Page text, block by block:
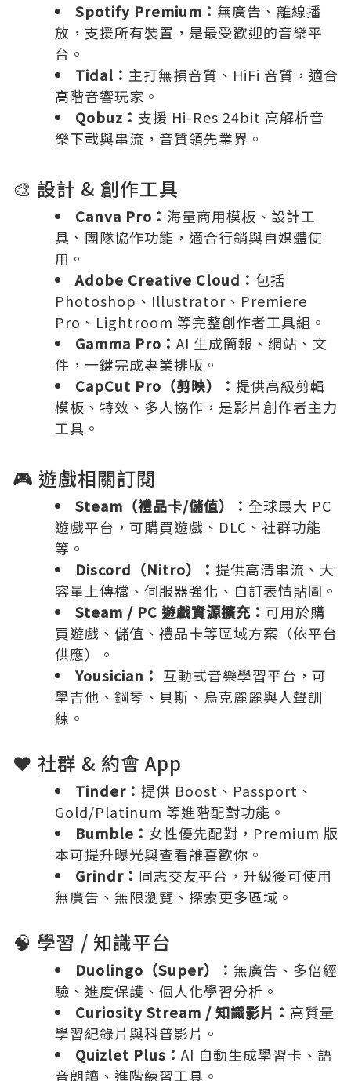
Spotify Premium： 無廣告、離線播
放，支援所有裝置，是最受歡迎的音樂平
台。
Tidal： 主打無損音質、HiFi 音質，適合
高階音響玩家。
Qobuz： 支援 Hi-Res 24bit 高解析音
樂下載與串流，音質領先業界。
🎨 設計 & 創作工具
Canva Pro： 海量商用模板、設計工
具、團隊協作功能，適合行銷與自媒體使
用。
Adobe Creative Cloud： 包括
Photoshop、Illustrator、Premiere
Pro、Lightroom 等完整創作者工具組。
Gamma Pro： AI 生成簡報、網站、文
件，一鍵完成專業排版。
CapCut Pro（剪映）： 提供高級剪輯
模板、特效、多人協作，是影片創作者主力
工具。
🎮 遊戲相關訂閱
Steam（禮品卡/儲值）： 全球最大 PC
遊戲平台，可購買遊戲、DLC、社群功能
等。
Discord（Nitro）： 提供高清串流、大
容量上傳檔、伺服器強化、自訂表情貼圖。
Steam / PC 遊戲資源擴充： 可用於購
買遊戲、儲值、禮品卡等區域方案（依平台
供應）。
Yousician： 互動式音樂學習平台，可
學吉他、鋼琴、貝斯、烏克麗麗與人聲訓
練。
❤️ 社群 & 約會 App
Tinder： 提供 Boost、Passport、
Gold/Platinum 等進階配對功能。
Bumble： 女性優先配對，Premium 版
本可提升曝光與查看誰喜歡你。
Grindr： 同志交友平台，升級後可使用
無廣告、無限瀏覽、探索更多區域。
🧠 學習 / 知識平台
Duolingo（Super）： 無廣告、多倍經
驗、進度保護、個人化學習分析。
Curiosity Stream / 知識影片： 高質量
學習紀錄片與科普影片。
Quizlet Plus： AI 自動生成學習卡、語
音朗讀、進階練習工具。